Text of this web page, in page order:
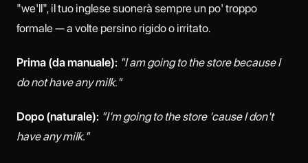
"we'll", il tuo inglese suonerà sempre un po' troppo
formale — a volte persino rigido o irritato.
Prima (da manuale): "I am going to the store because I
do not have any milk."
Dopo (naturale): "I'm going to the store 'cause I don't
have any milk."